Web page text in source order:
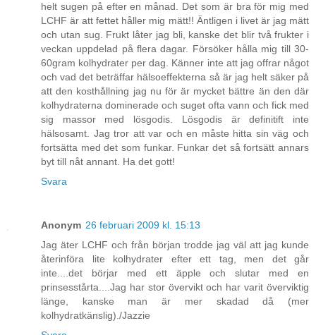
helt sugen på efter en månad. Det som är bra för mig med
LCHF är att fettet håller mig mätt!! Äntligen i livet är jag mätt
och utan sug. Frukt låter jag bli, kanske det blir två frukter i
veckan uppdelad på flera dagar. Försöker hålla mig till 30-
60gram kolhydrater per dag. Känner inte att jag offrar något
och vad det beträffar hälsoeffekterna så är jag helt säker på
att den kosthållning jag nu för är mycket bättre än den där
kolhydraterna dominerade och suget ofta vann och fick med
sig massor med lösgodis. Lösgodis är definitift inte
hälsosamt. Jag tror att var och en måste hitta sin väg och
fortsätta med det som funkar. Funkar det så fortsätt annars
byt till nåt annant. Ha det gott!
Svara
Anonym 26 februari 2009 kl. 15:13
Jag äter LCHF och från början trodde jag väl att jag kunde
återinföra lite kolhydrater efter ett tag, men det går
inte....det börjar med ett äpple och slutar med en
prinsesstårta....Jag har stor övervikt och har varit överviktig
länge, kanske man är mer skadad då (mer
kolhydratkänslig)./Jazzie